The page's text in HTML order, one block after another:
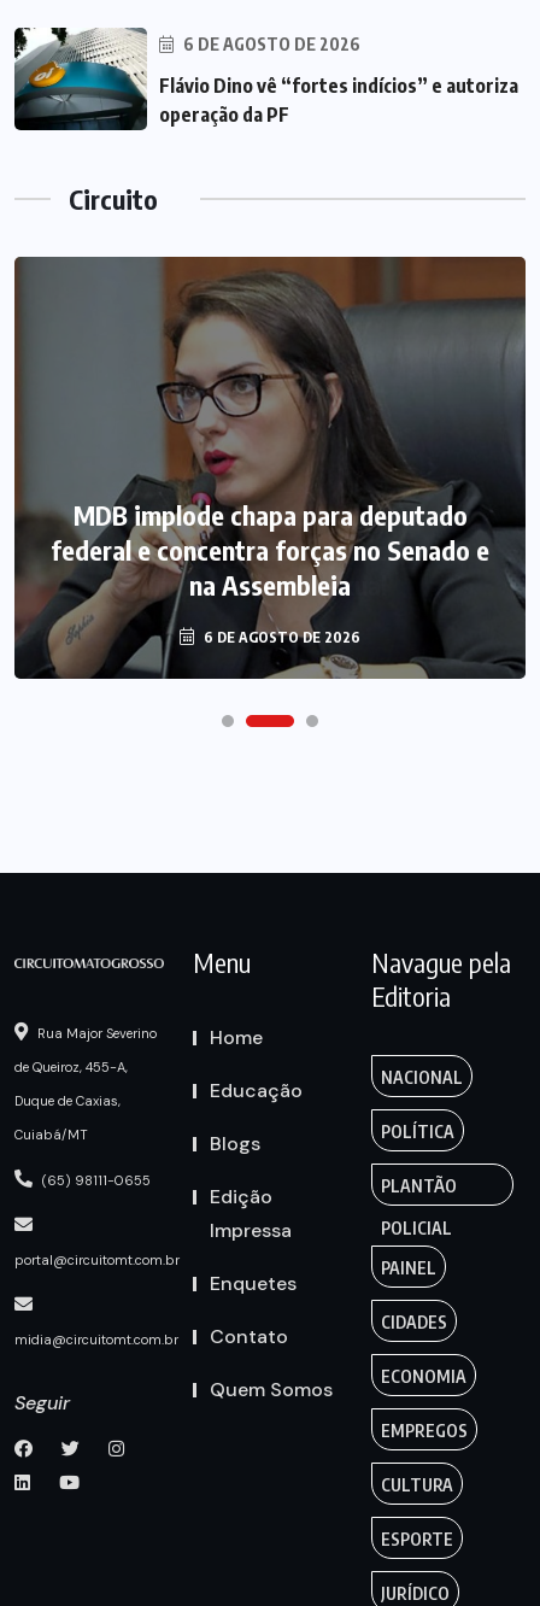
6 DE AGOSTO DE 2026
Flávio Dino vê “fortes indícios” e autoriza
operação da PF
Circuito
MDB implode chapa para deputado
federal e concentra forças no Senado e
na Assembleia
6 DE AGOSTO DE 2026
Rua Major Severino
de Queiroz, 455-A,
Duque de Caxias,
Cuiabá/MT
(65) 98111-0655
portal@circuitomt.com.br
midia@circuitomt.com.br
Seguir
Menu
Home
Educação
Blogs
Edição
Impressa
Enquetes
Contato
Quem Somos
Navague pela
Editoria
NACIONAL
POLÍTICA
PLANTÃO
POLICIAL
PAINEL
CIDADES
ECONOMIA
EMPREGOS
CULTURA
ESPORTE
JURÍDICO